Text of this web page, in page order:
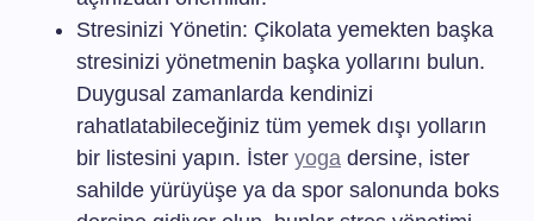
Stresinizi Yönetin: Çikolata yemekten başka
stresinizi yönetmenin başka yollarını bulun.
Duygusal zamanlarda kendinizi
rahatlatabileceğiniz tüm yemek dışı yolların
bir listesini yapın. İster yoga dersine, ister
sahilde yürüyüşe ya da spor salonunda boks